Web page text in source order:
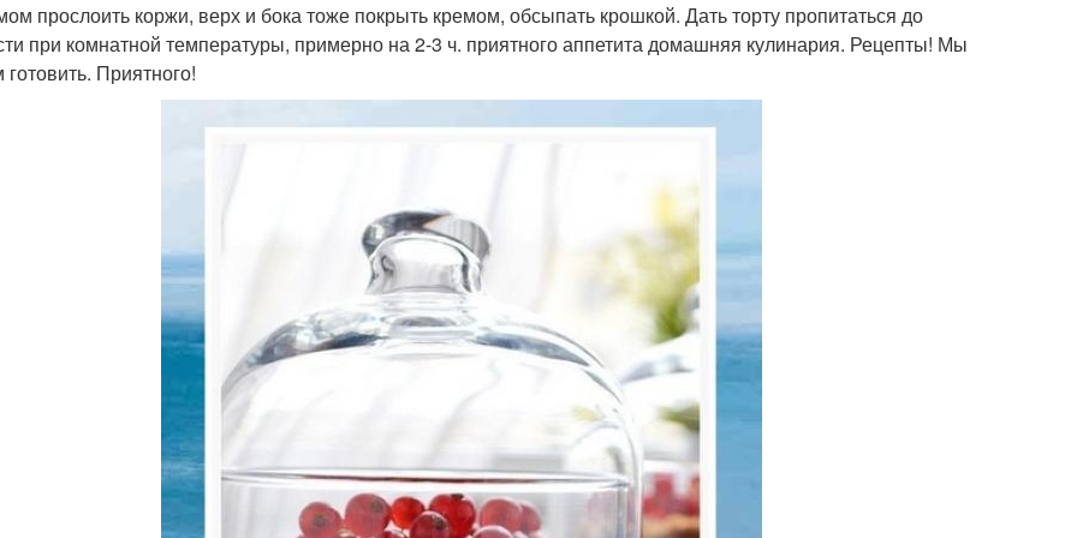
прослоить коржи, верх и бока тоже покрыть кремом, обсыпать крошкой. Дать торту пропитаться до
при комнатной температуры, примерно на 2-3 ч. приятного аппетита домашняя кулинария. Рецепты! Мы
Приятного!